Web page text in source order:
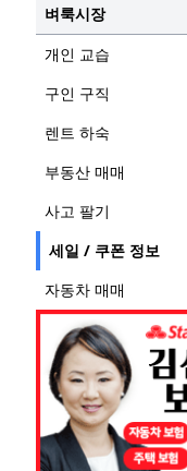
벼룩시장
개인 교습
구인 구직
렌트 하숙
부동산 매매
사고 팔기
세일 / 쿠폰 정보
자동차 매매